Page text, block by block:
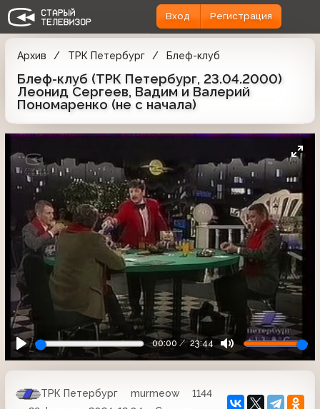
Вход Регистрация
Архив ТРК Петербург Блеф-клуб
Блеф-клуб (ТРК Петербург, 23.04.2000)
Леонид Сергеев, Вадим и Валерий
Пономаренко (не с начала)
00:00 23:44
ТРК Петербург murmeow
1144